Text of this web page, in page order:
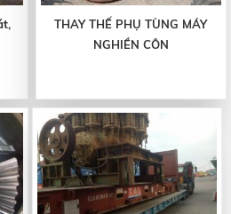
THAY THẾ PHỤ TÙNG MÁY
NGHIỀN CÔN